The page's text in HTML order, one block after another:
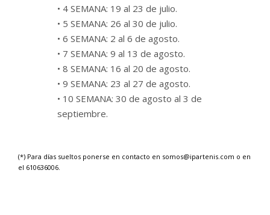
• 4 SEMANA: 19 al 23 de julio.
• 5 SEMANA: 26 al 30 de julio.
• 6 SEMANA: 2 al 6 de agosto.
• 7 SEMANA: 9 al 13 de agosto.
• 8 SEMANA: 16 al 20 de agosto.
• 9 SEMANA: 23 al 27 de agosto.
• 10 SEMANA: 30 de agosto al 3 de
septiembre.
(*) Para días sueltos ponerse en contacto en somos@ipartenis.com o en
el 610636006.